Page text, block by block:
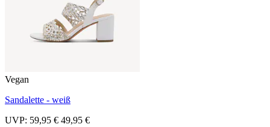
Vegan
Sandalette - weiß
UVP: 59,95 € 49,95 €